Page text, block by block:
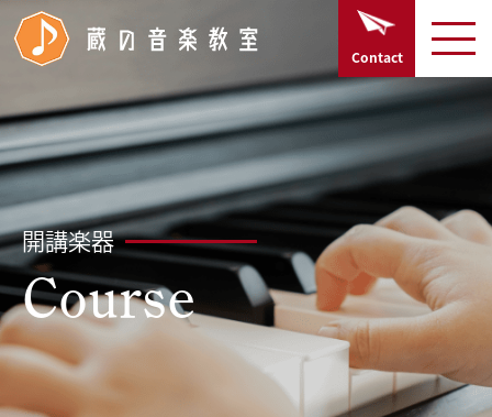
Contact
TOPページ
Home
開講楽器
Course
講師紹介
Lecturer profiles
お知らせ
開講楽器
Course